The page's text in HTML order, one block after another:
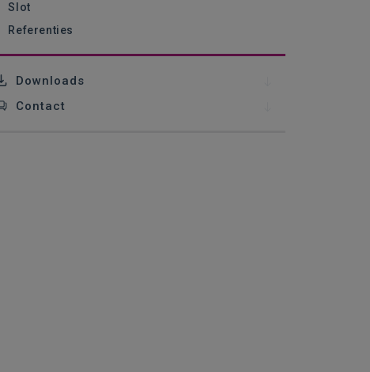
Slot
Referenties
Downloads
Contact